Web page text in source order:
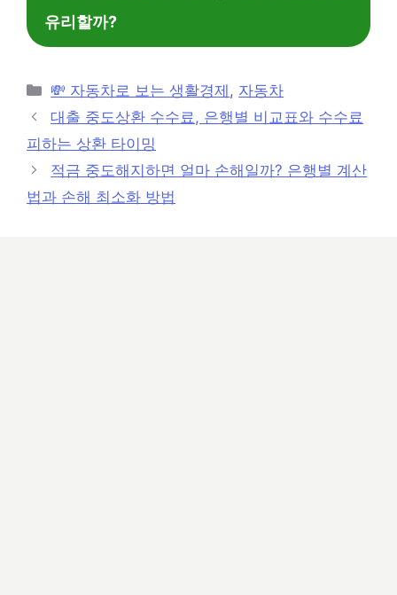
유리할까?
카
테
고
리
💸 자동차로 보는 생활경제 , 자동차
대출 중도상환 수수료, 은행별 비교표와 수수료
피하는 상환 타이밍
적금 중도해지하면 얼마 손해일까? 은행별 계산
법과 손해 최소화 방법